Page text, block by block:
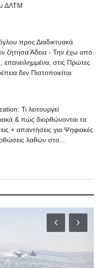
ΔΛΤΜ
προς Διαδικτυακά
ζήτησα Άδεια - Την έχω από
επανειλημμένα, στις Πρώτες
δεν Πιστοποιείται
Τι λειτουργεί
& πώς διορθώνονται τα
+ απαντήσεις για Ψηφιακές
λαθών στο...